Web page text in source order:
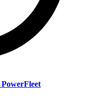
PowerFleet